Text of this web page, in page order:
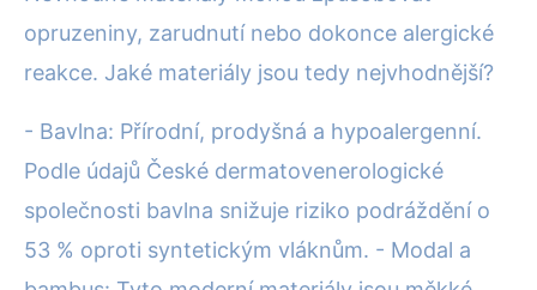
opruzeniny, zarudnutí nebo dokonce alergické
reakce. Jaké materiály jsou tedy nejvhodnější?
- Bavlna: Přírodní, prodyšná a hypoalergenní.
Podle údajů České dermatovenerologické
společnosti bavlna snižuje riziko podráždění o
53 % oproti syntetickým vláknům. - Modal a